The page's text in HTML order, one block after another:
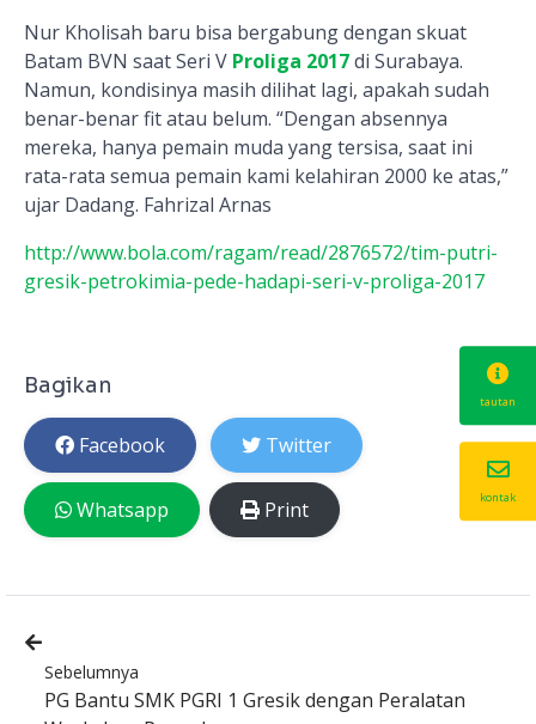
Nur Kholisah baru bisa bergabung dengan skuat
Batam BVN saat Seri V Proliga 2017di Surabaya.
Namun, kondisinya masih dilihat lagi, apakah sudah
benar-benar fit atau belum. “Dengan absennya
mereka, hanya pemain muda yang tersisa, saat ini
rata-rata semua pemain kami kelahiran 2000 ke atas,”
ujar Dadang. Fahrizal Arnas
http://www.bola.com/ragam/read/2876572/tim-putri-
gresik-petrokimia-pede-hadapi-seri-v-proliga-2017
Bagikan
Facebook Twitter
Whatsapp Print
Sebelumnya
PG Bantu SMK PGRI 1 Gresik dengan Peralatan
tautan
kontak